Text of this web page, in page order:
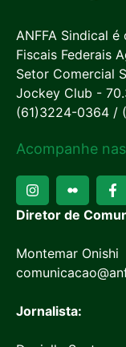
ANFFA Sindical
Fiscais Federais
Setor Comercial
Jockey Club -
(61)3224-0364 /
Acompanhe
Diretor de
Montemar Onishi
Jornalista: